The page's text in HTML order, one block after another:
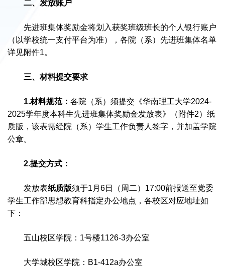
二、发放账户
先进班集体奖励金将划入获奖班级班长的个人银行账户
（以学校统一支付平台为准），各院（系）先进班集体名单
详见附件1。
三、材料提交要求
1.材料规范：各院（系）须提交《华南理工大学2024-
2025学年度本科生先进班集体奖励金发放表》（附件2）纸
质版，该表需经院（系）学生工作负责人签字，并加盖学院
公章。
2.提交方式：
发放表纸质版须于1月6日（周二）17:00前报送至党委
学生工作部思想教育科指定办公地点，各校区对应地址如
下：
五山校区学院：1号楼1126-3办公室
大学城校区学院：B1-412a办公室